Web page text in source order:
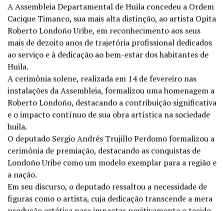
A Assembleia Departamental de Huila concedeu a Ordem
Cacique Timanco, sua mais alta distinção, ao artista Opita
Roberto Londoño Uribe, em reconhecimento aos seus
mais de dezoito anos de trajetória profissional dedicados
ao serviço e à dedicação ao bem-estar dos habitantes de
Huila.
A cerimônia solene, realizada em 14 de fevereiro nas
instalações da Assembleia, formalizou uma homenagem a
Roberto Londoño, destacando a contribuição significativa
e o impacto contínuo de sua obra artística na sociedade
huila.
O deputado Sergio Andrés Trujillo Perdomo formalizou a
cerimônia de premiação, destacando as conquistas de
Londoño Uribe como um modelo exemplar para a região e
a nação.
Em seu discurso, o deputado ressaltou a necessidade de
figuras como o artista, cuja dedicação transcende a mera